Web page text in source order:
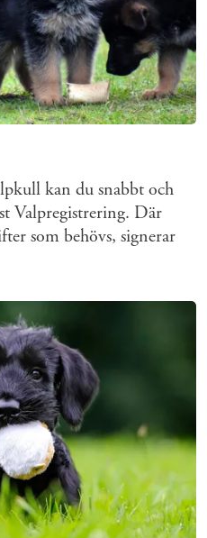
kan du snabbt och
Valpregistrering. Där
som behövs, signerar